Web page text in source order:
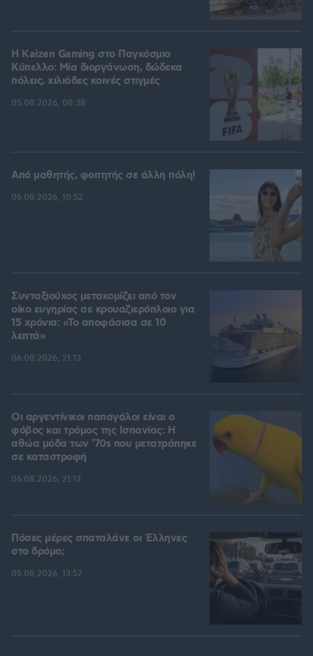
H Kaizen Gaming στο Παγκόσμιο
Kύπελλο: Μία διοργάνωση, δώδεκα
πόλεις, χιλιάδες κοινές στιγμές
05.08.2026, 08:38
Από μαθητής, φοιτητής σε άλλη πόλη!
06.08.2026, 10:52
Συνταξιούχος μετακομίζει από τον
οίκο ευγηρίας σε κρουαζιερόπλοιο για
15 χρόνια: «Το αποφάσισα σε 10
λεπτά»
06.08.2026, 21:13
Οι αργεντίνικοι παπαγάλοι είναι ο
φόβος και τρόμος της Ισπανίας: Η
αθώα μόδα των '70s που μετατράπηκε
σε καταστροφή
06.08.2026, 21:13
Πόσες μέρες σπαταλάνε οι Έλληνες
στο δρόμο;
05.08.2026, 13:57